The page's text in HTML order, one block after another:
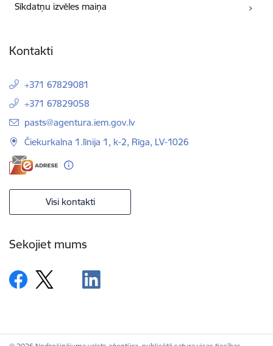
Sīkdatņu izvēles maiņa
Kontakti
+371 67829081
+371 67829058
E-pasts:
pasts@agentura.iem.gov.lv
Čiekurkalna 1.līnija 1, k-2, Rīga, LV-1026
Visi kontakti
Sekojiet mums